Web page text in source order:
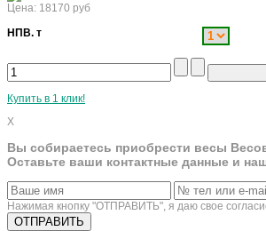
Цена: 18170 руб
НПВ. т
Купить в 1 клик!
X
Вы собираетесь приобрести весы
Оставьте ваши контактные данные и
Нажимая кнопку "ОТПРАВИТЬ", я даю свое